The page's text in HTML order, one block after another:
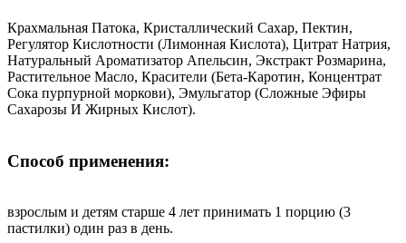
Крахмальная Патока, Кристаллический Сахар, Пектин,
Регулятор Кислотности (Лимонная Кислота), Цитрат Натрия,
Натуральный Ароматизатор Апельсин, Экстракт Розмарина,
Растительное Масло, Красители (Бета-Каротин, Концентрат
Сока пурпурной моркови), Эмульгатор (Сложные Эфиры
Сахарозы И Жирных Кислот).
Способ применения:
взрослым и детям старше 4 лет принимать 1 порцию (3
пастилки) один раз в день.